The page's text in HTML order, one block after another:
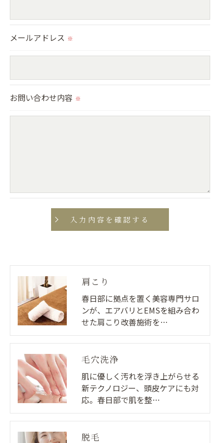
これらの委託先に対しては個人情報保護契約等の措
置をとり、適切な監督を行います。
当社では、個人情報の漏洩等がなされないよう、適
切に安全管理対策を実施します。
＜個人情報の開示･訂正・削除･利用停止の手続につ
ご本人である事を確認のうえ、対応させて頂きま
個人情報の開示･訂正･削除・利用停止の具体的手続
きにつきましては、お電話でお問合せ下さい。
メールアドレス ※
お問い合わせ内容 ※
肩こり
春日部に拠点を置く美容専門サロ
ンが、エアバリとEMSを組み合わ
せた肩こり改善施術を…
毛穴洗浄
肌に優しく汚れを浮き上がらせる
新テクノロジー、頭皮ケアにも対
応。春日部で肌を整…
脱毛